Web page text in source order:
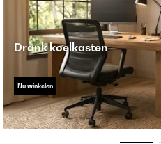
Drank koelkasten
Nu winkelen